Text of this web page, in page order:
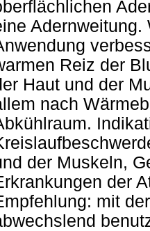
Reiz der
Haut und der
nach
der Muskeln,
der
mit